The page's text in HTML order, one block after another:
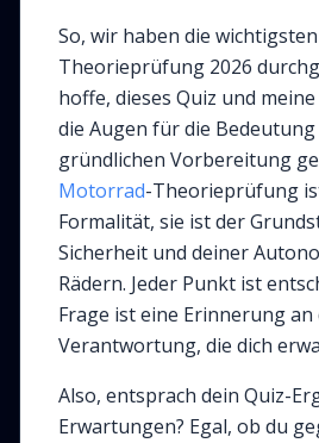
So, wir haben die
Theorieprüfung 2026
hoffe, dieses Quiz und
die Augen für die
gründlichen Vorbereitung
Motorrad-Theorieprüfung
Formalität, sie ist der
Sicherheit und deiner
Rädern. Jeder Punkt ist
Frage ist eine Erinnerung an
Verantwortung, die dich
Also, entsprach dein Quiz-
Erwartungen? Egal, ob du